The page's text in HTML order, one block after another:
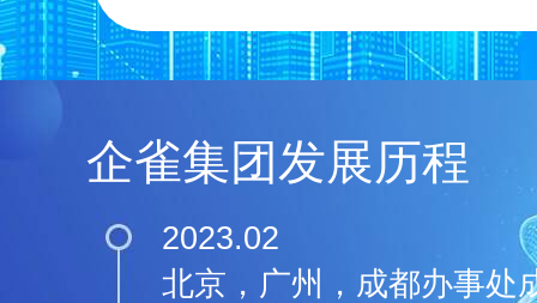
企雀集团发展历程
2023.02
北京，广州，成都办事处